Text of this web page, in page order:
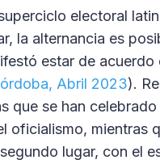
electoral
la alternancia es
estar de acuerdo
Abril 2023).
que se han celebrado
oficialismo, mientras
lugar, con el